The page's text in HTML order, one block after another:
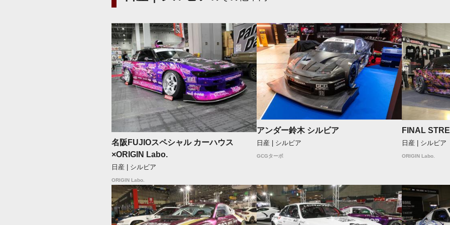
名阪FUJIOスペシャル カーハウス
×ORIGIN Labo.
日産 | シルビア
ORIGIN Labo.
アンダー鈴木 シルビア
日産 | シルビア
GCGターボ
FINAL
日産 | シルビア
ORIGIN Labo.